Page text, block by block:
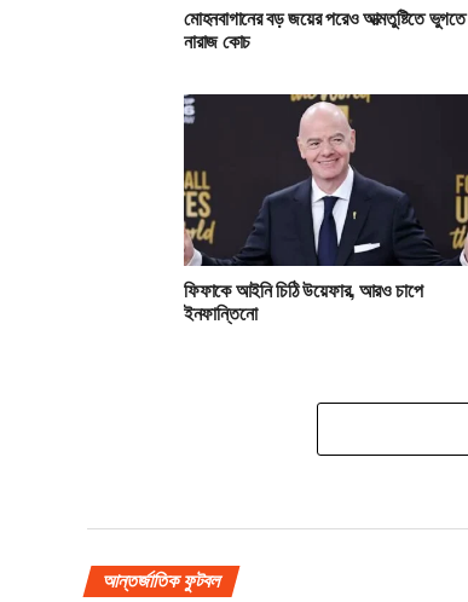
মোহনবাগানের বড় জয়ের পরেও আত্মতুষ্টিতে ভুগতে
নারাজ কোচ
ফিফাকে আইনি চিঠি উয়েফার, আরও চাপে
ইনফান্তিনো
আন্তর্জাতিক ফুটবল